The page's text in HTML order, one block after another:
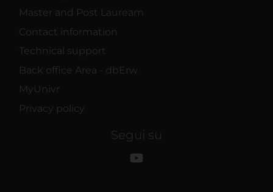
Master and Post Lauream
Contact information
Technical support
Back office Area - dbErw
MyUnivr
Privacy policy
Segui su